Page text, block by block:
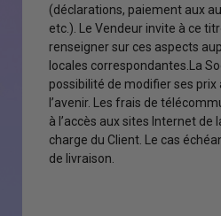
(déclarations, paiement aux
etc.). Le Vendeur invite à ce
renseigner sur ces aspects
locales correspondantes.La
possibilité de modifier ses
l’avenir. Les frais de
à l’accès aux sites Internet de
charge du Client. Le cas
de livraison.